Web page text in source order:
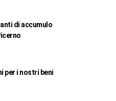
di accumulo
per i nostri beni